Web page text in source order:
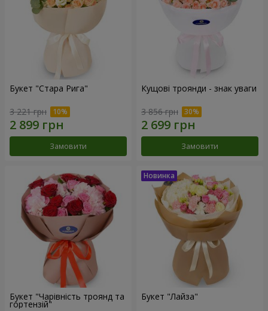
Букет "Стара Рига"
3 221 грн
Замовити
Кущові троянди - знак уваги
3 856 грн
Замовити
Букет "Чарівність троянд та
гортензій"
Букет "Лайза"